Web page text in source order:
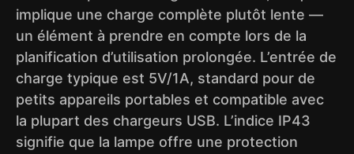
implique une charge complète plutôt lente —
un élément à prendre en compte lors de la
planification d’utilisation prolongée. L’entrée de
charge typique est 5V/1A, standard pour de
petits appareils portables et compatible avec
la plupart des chargeurs USB. L’indice IP43
signifie que la lampe offre une protection